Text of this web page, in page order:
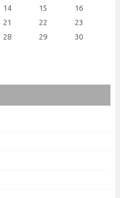
14 15
16
21 22
23
28 29
30